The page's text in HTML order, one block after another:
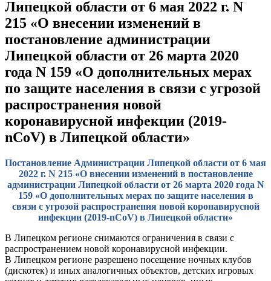
Липецкой области от 6 мая 2022 г. N
215 «О внесении изменений в
постановление администрации
Липецкой области от 26 марта 2020
года N 159 «О дополнительных мерах
по защите населения в связи с угрозой
распространения новой
коронавирусной инфекции (2019-
nCoV) в Липецкой области»
Постановление Администрации Липецкой области от 6 мая
2022 г. N 215 «О внесении изменений в постановление
администрации Липецкой области от 26 марта 2020 года N
159 «О дополнительных мерах по защите населения в
связи с угрозой распространения новой коронавирусной
инфекции (2019-nCoV) в Липецкой области»
В Липецком регионе снимаются ограничения в связи с
распространением новой коронавирусной инфекции.
В Липецком регионе разрешено посещение ночных клубов
(дискотек) и иных аналогичных объектов, детских игровых